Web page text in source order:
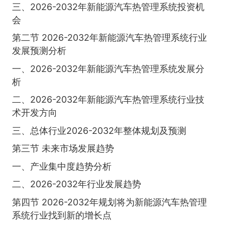
三、2026-2032年新能源汽车热管理系统投资机
会
第二节 2026-2032年新能源汽车热管理系统行业
发展预测分析
一、2026-2032年新能源汽车热管理系统发展分
析
二、2026-2032年新能源汽车热管理系统行业技
术开发方向
三、总体行业2026-2032年整体规划及预测
第三节 未来市场发展趋势
一、产业集中度趋势分析
二、2026-2032年行业发展趋势
第四节 2026-2032年规划将为新能源汽车热管理
系统行业找到新的增长点